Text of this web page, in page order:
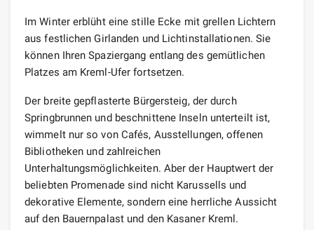
Im Winter erblüht eine stille Ecke mit grellen Lichtern
aus festlichen Girlanden und Lichtinstallationen. Sie
können Ihren Spaziergang entlang des gemütlichen
Platzes am Kreml-Ufer fortsetzen.
Der breite gepflasterte Bürgersteig, der durch
Springbrunnen und beschnittene Inseln unterteilt ist,
wimmelt nur so von Cafés, Ausstellungen, offenen
Bibliotheken und zahlreichen
Unterhaltungsmöglichkeiten. Aber der Hauptwert der
beliebten Promenade sind nicht Karussells und
dekorative Elemente, sondern eine herrliche Aussicht
auf den Bauernpalast und den Kasaner Kreml.